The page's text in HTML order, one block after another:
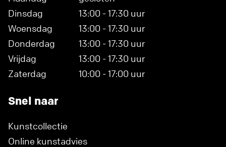
Dinsdag
13:00 - 17:30 uur
Woensdag
13:00 - 17:30 uur
Donderdag
13:00 - 17:30 uur
Vrijdag
13:00 - 17:30 uur
Zaterdag
10:00 - 17:00 uur
Snel naar
Kunstcollectie
Online kunstadvies